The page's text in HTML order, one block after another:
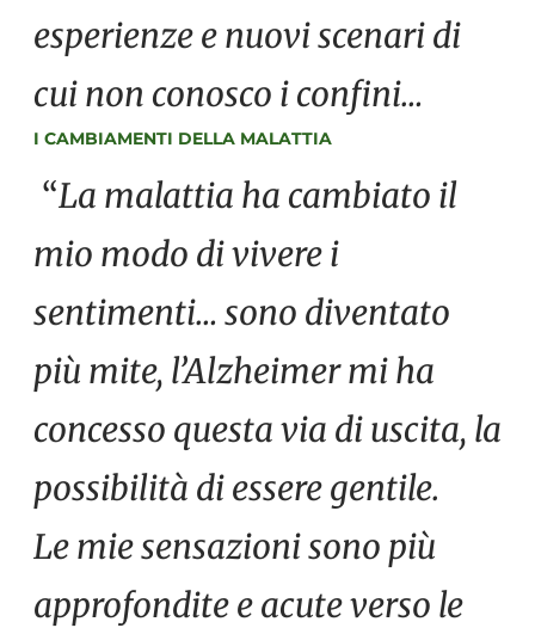
esperienze e nuovi scenari di
cui non conosco i confini…
I CAMBIAMENTI DELLA MALATTIA
“La malattia ha cambiato il
mio modo di vivere i
sentimenti… sono diventato
più mite, l’Alzheimer mi ha
concesso questa via di uscita, la
possibilità di essere gentile.
Le mie sensazioni sono più
approfondite e acute verso le